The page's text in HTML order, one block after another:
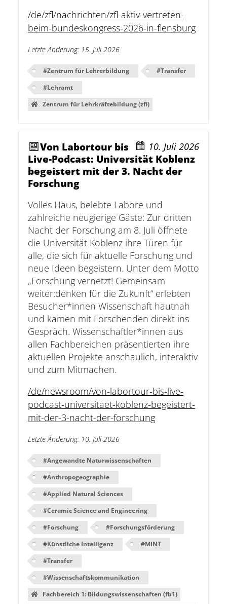
/de/zfl/nachrichten/zfl-aktiv-vertreten-
beim-bundeskongress-2026-in-flensburg
Letzte Änderung: 15. Juli 2026
#Zentrum für Lehrerbildung #Transfer
#Lehramt
Zentrum für Lehrkräftebildung (zfl)
10. Juli 2026
Von Labortour bis
Live-Podcast: Universität Koblenz
begeistert mit der 3. Nacht der
Forschung
Volles Haus, belebte Labore und
zahlreiche neugierige Gäste: Zur dritten
Nacht der Forschung am 8. Juli öffnete
die Universität Koblenz ihre Türen für
alle, die sich für aktuelle Forschung und
neue Ideen begeistern. Unter dem Motto
„Forschung vernetzt! Gemeinsam
weiter:denken für die Zukunft“ erlebten
Besucher*innen Wissenschaft hautnah
und kamen mit Forschenden direkt ins
Gespräch. Wissenschaftler*innen aus
allen Fachbereichen präsentierten ihre
aktuellen Projekte anschaulich, interaktiv
und zum Mitmachen.
/de/newsroom/von-labortour-bis-live-
podcast-universitaet-koblenz-begeistert-
mit-der-3-nacht-der-forschung
Letzte Änderung: 10. Juli 2026
#Angewandte Naturwissenschaften
#Anthropogeographie
#Applied Natural Sciences
#Ceramic Science and Engineering
#Forschung #Forschungsförderung
#Künstliche Intelligenz #MINT
#Transfer
#Wissenschaftskommunikation
Fachbereich 1: Bildungswissenschaften (fb1)